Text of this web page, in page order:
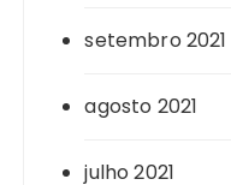
setembro 2021
agosto 2021
julho 2021